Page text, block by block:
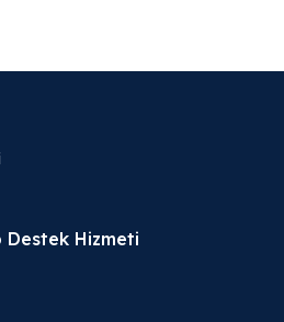
Hizmeti